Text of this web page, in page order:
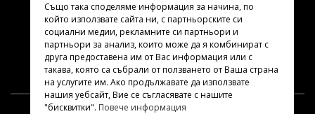
Последвайте ни
Също така споделяме информация за начина, по
който използвате сайта ни, с партньорските си
социални медии, рекламните си партньори и
партньори за анализ, които може да я комбинират с
друга предоставена им от Вас информация или с
такава, която са събрали от ползването от Ваша страна
на услугите им. Ако продължавате да използвате
нашия уебсайт, Вие се съгласявате с нашите
"бисквитки". Повече информация